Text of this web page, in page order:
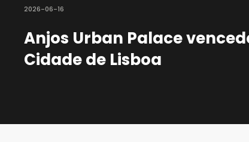
2026-06-16
Anjos Urban Palace
Cidade de Lisboa